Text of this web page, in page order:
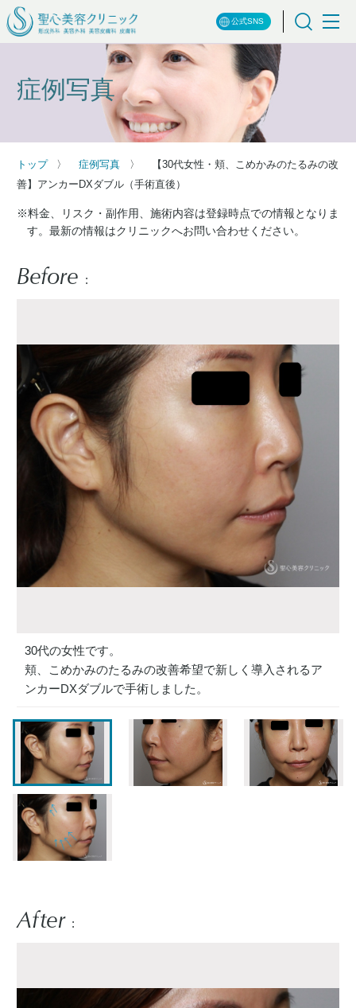
公式SNS
症例写真
トップ 症例写真
【30代女性・頬、こめかみのたるみの改
善】アンカーDXダブル（手術直後）
※料金、リスク・副作用、施術内容は登録時点での情報となりま
す。最新の情報はクリニックへお問い合わせください。
Before :
30代の女性です。
頬、こめかみのたるみの改善希望で新しく導入されるア
ンカーDXダブルで手術しました。
After :